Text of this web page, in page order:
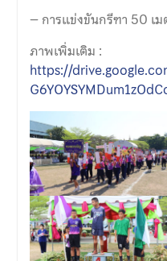
– การแข่งขันกรีฑา 50 เ
ภาพเพิ่มเติม :
https://